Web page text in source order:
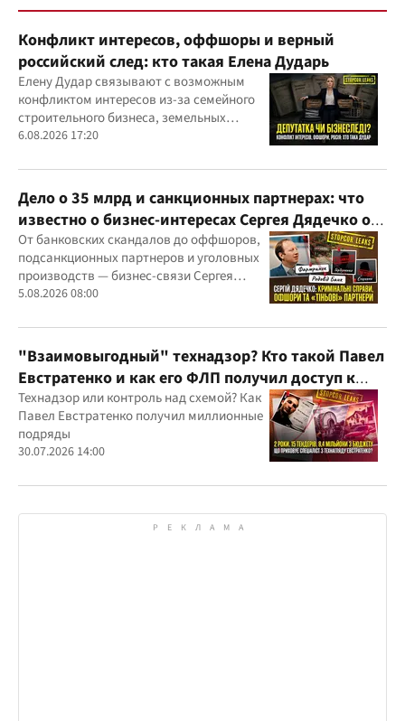
Конфликт интересов, оффшоры и верный
российский след: кто такая Елена Дударь
Елену Дудар связывают с возможным
конфликтом интересов из-за семейного
строительного бизнеса, земельных
скандалов, судебных дел
6.08.2026 17:20
Дело о 35 млрд и санкционных партнерах: что
известно о бизнес-интересах Сергея Дядечко от
"Родовид Банка" до "ФАРМАСЕЛ"
От банковских скандалов до оффшоров,
подсанкционных партнеров и уголовных
производств — бизнес-связи Сергея
Дядечко до сих пор простираются через
юрисдикций
5.08.2026 08:00
"Взаимовыгодный" технадзор? Кто такой Павел
Евстратенко и как его ФЛП получил доступ к
бюджетным миллионам?
Технадзор или контроль над схемой? Как
Павел Евстратенко получил миллионные
подряды
30.07.2026 14:00